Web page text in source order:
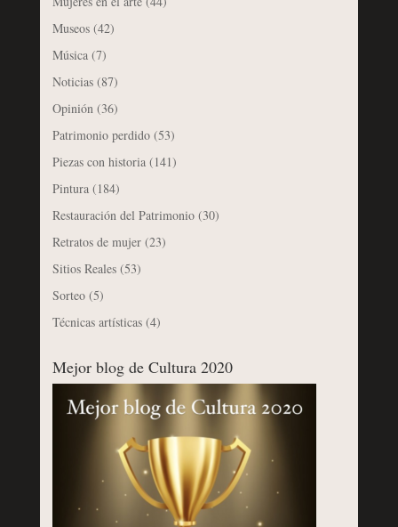
Museos(42)
Música(7)
Noticias(87)
Opinión(36)
Patrimonio perdido(53)
Piezas con historia(141)
Pintura(184)
Restauración del Patrimonio(30)
Retratos de mujer(23)
Sitios Reales(53)
Sorteo(5)
Técnicas artísticas(4)
Mejor blog de Cultura 2020